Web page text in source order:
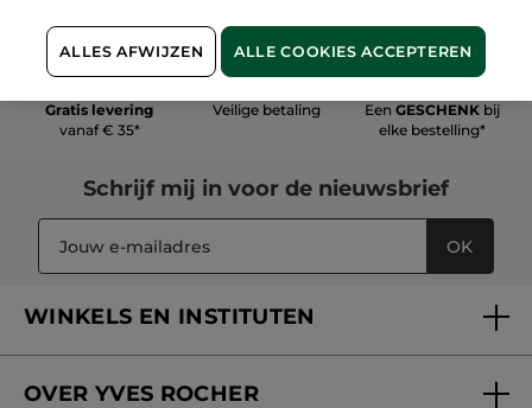
Gratis levering
vanaf € 35*
Veilige betaling EenGESCHENK bij
elke bestelling*
Schrijf mij in voor de nieuwsbrief
OK
WINKELS EN INSTITUTEN
OVER YVES ROCHER
ALLES AFWIJZEN ALLE COOKIES ACCEPTEREN